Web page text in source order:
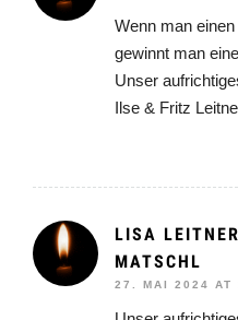
Wenn man
gewinnt man
Unser
Ilse & Fritz
LISA
MATSCHL
27. MAI 2024 AT